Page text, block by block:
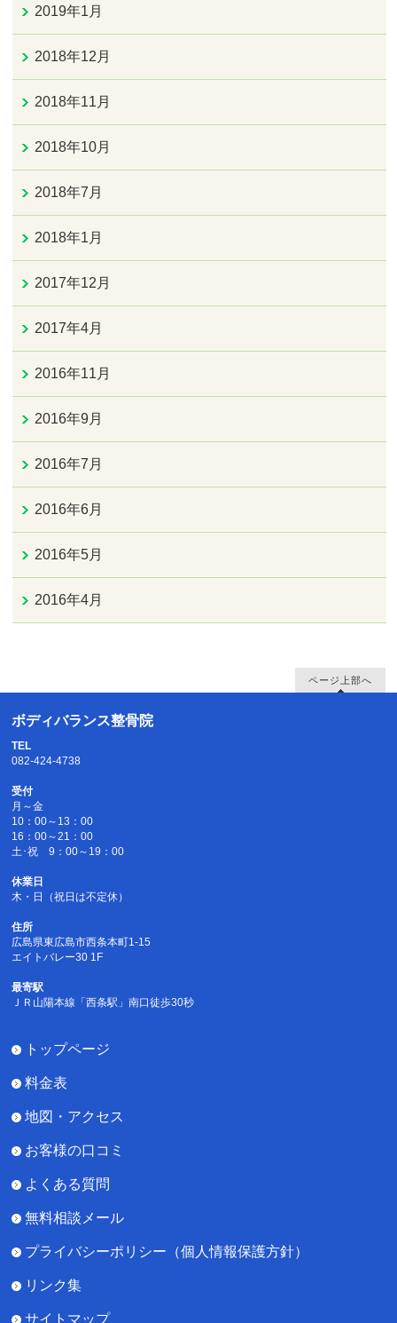
2019年1月
2018年12月
2018年11月
2018年10月
2018年7月
2018年1月
2017年12月
2017年4月
2016年11月
2016年9月
2016年7月
2016年6月
2016年5月
2016年4月
ページ上部へ
ボディバランス整骨院
TEL
082-424-4738
受付
月～金
10：00～13：00
16：00～21：00
土･祝 9：00～19：00
休業日
木・日（祝日は不定休）
住所
広島県東広島市西条本町1-15
エイトバレー30 1F
最寄駅
ＪＲ山陽本線「西条駅」南口徒歩30秒
トップページ
料金表
地図・アクセス
お客様の口コミ
よくある質問
無料相談メール
プライバシーポリシー（個人情報保護方針）
リンク集
サイトマップ